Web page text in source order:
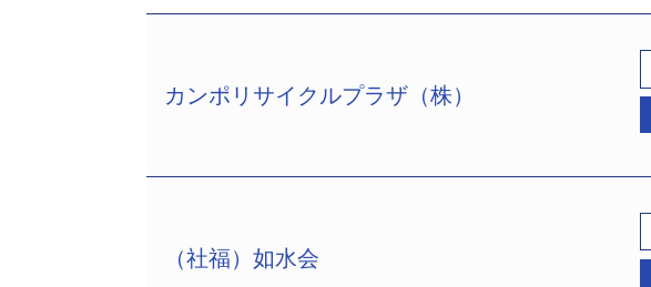
カンポリサイクルプラザ（株）
カンポリサイクルプラザ（株）（TSR企業コード
（社福）如水会